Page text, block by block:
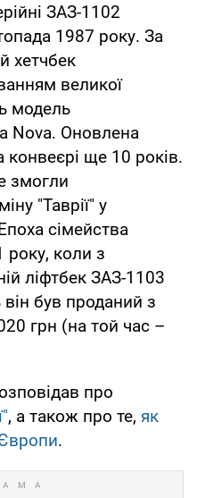
ЗАЗ-1102
1987 року. За
хетчбек
великої
модель
Nova. Оновлена
конвеєрі ще 10 років.
змогли
"Таврії" у
сімейства
року, коли з
ліфтбек ЗАЗ-1103
був проданий з
грн (на той час –
про
, а також про те, як
.